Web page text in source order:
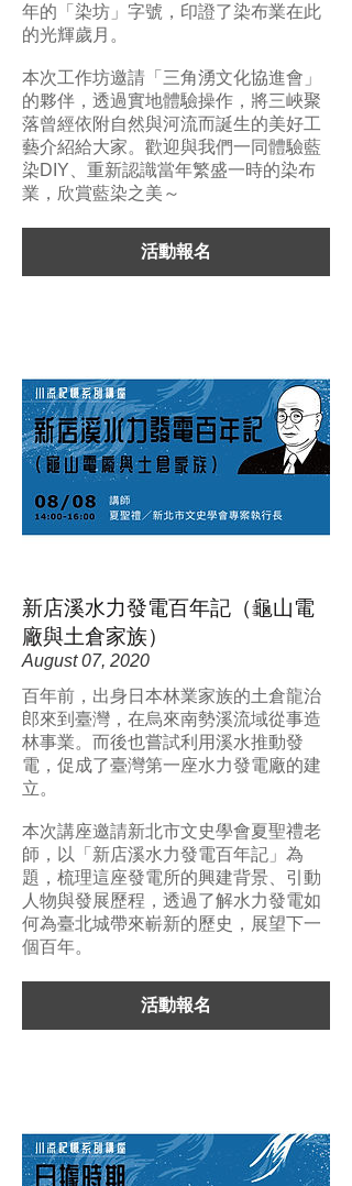
年的「染坊」字號，印證了染布業在此
的光輝歲月。
本次工作坊邀請「三角湧文化協進會」
的夥伴，透過實地體驗操作，將三峽聚
落曾經依附自然與河流而誕生的美好工
藝介紹給大家。歡迎與我們一同體驗藍
染DIY、重新認識當年繁盛一時的染布
業，欣賞藍染之美～
活動報名
新店溪水力發電百年記（龜山電
廠與土倉家族）
August 07, 2020
百年前，出身日本林業家族的土倉龍治
郎來到臺灣，在烏來南勢溪流域從事造
林事業。而後也嘗試利用溪水推動發
電，促成了臺灣第一座水力發電廠的建
立。
本次講座邀請新北市文史學會夏聖禮老
師，以「新店溪水力發電百年記」為
題，梳理這座發電所的興建背景、引動
人物與發展歷程，透過了解水力發電如
何為臺北城帶來嶄新的歷史，展望下一
個百年。
活動報名